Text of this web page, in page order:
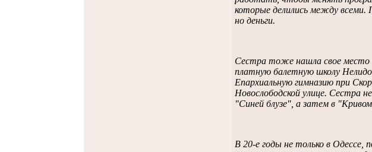
которые делились между всеми.
но деньги.
Сестра тоже нашла свое место
платную балетную школу
Епархиальную гимназию при
Новослободской улице. Сестра
"Синей блузе", а затем в
В 20-е годы не только в Одессе,